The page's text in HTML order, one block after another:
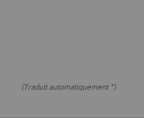
(Traduit automatiquement *)